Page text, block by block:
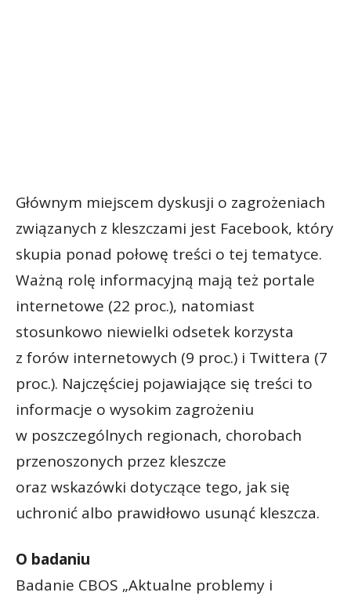
Głównym miejscem dyskusji o zagrożeniach
związanych z kleszczami jest Facebook, który
skupia ponad połowę treści o tej tematyce.
Ważną rolę informacyjną mają też portale
internetowe (22 proc.), natomiast
stosunkowo niewielki odsetek korzysta
z forów internetowych (9 proc.) i Twittera (7
proc.). Najczęściej pojawiające się treści to
informacje o wysokim zagrożeniu
w poszczególnych regionach, chorobach
przenoszonych przez kleszcze
oraz wskazówki dotyczące tego, jak się
uchronić albo prawidłowo usunąć kleszcza.
O badaniu
Badanie CBOS „Aktualne problemy i